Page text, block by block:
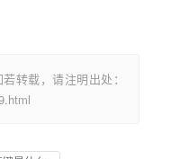
转载，请注明出处：